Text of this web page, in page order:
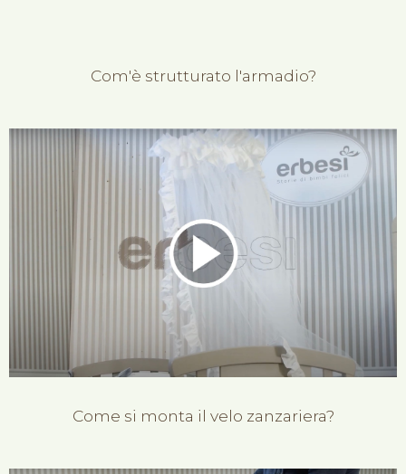
Com'è strutturato l'armadio?
Come si monta il velo zanzariera?